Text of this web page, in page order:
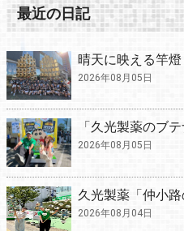
最近の日記
晴天に映える竿燈
2026年08月05日
「久光製薬のブ
2026年08月05日
久光製薬「仲小
2026年08月04日